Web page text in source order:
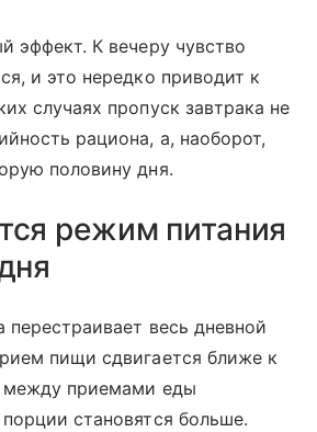
эффект. К вечеру чувство
и это нередко приводит к
случаях пропуск завтрака не
рациона, а, наоборот,
половину дня.
режим питания
перестраивает весь дневной
пищи сдвигается ближе к
между приемами еды
становятся больше.